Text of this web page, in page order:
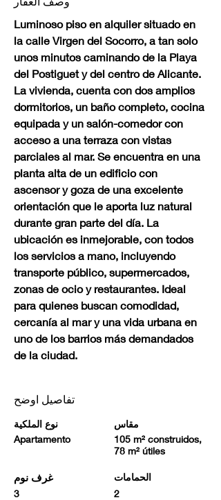
Luminoso piso en alquiler situado en
la calle Virgen del Socorro, a tan solo
unos minutos caminando de la Playa
del Postiguet y del centro de Alicante.
La vivienda, cuenta con dos amplios
dormitorios, un baño completo, cocina
equipada y un salón-comedor con
acceso a una terraza con vistas
parciales al mar. Se encuentra en una
planta alta de un edificio con
ascensor y goza de una excelente
orientación que le aporta luz natural
durante gran parte del día. La
ubicación es inmejorable, con todos
los servicios a mano, incluyendo
transporte público, supermercados,
zonas de ocio y restaurantes. Ideal
para quienes buscan comodidad,
cercanía al mar y una vida urbana en
uno de los barrios más demandados
de la ciudad.
تفاصيل اوضح
نوع الملكية
Apartamento
غرف نوم
3
مقاس
105 m² construidos,
78 m² útiles
الحمامات
2